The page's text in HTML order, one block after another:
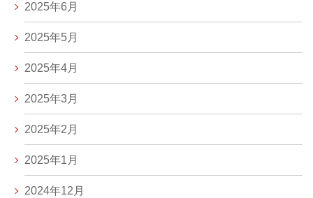
2025年6月
2025年5月
2025年4月
2025年3月
2025年2月
2025年1月
2024年12月